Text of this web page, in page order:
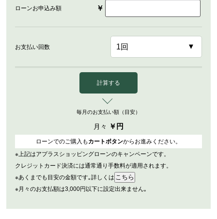
ローンお申込み額 ￥
お支払い回数
計算する
毎月のお支払い額（目安）
月々 ￥ 円
ローンでのご購入も カートボタンからお進みください。
※上記はアプラスショッピングローンのキャンペーンです。
クレジットカード決済には通常通り手数料が適用されます。
※あくまでも目安の金額です｡詳しくは
※月々のお支払額は3,000円以下に設定出来ません｡